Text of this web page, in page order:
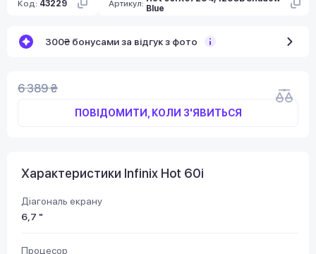
Код: 43229 Артикул: Blue
300₴ бонусами за відгук з фото
6 389 ₴
ПОВІДОМИТИ, КОЛИ З'ЯВИТЬСЯ
Характеристики Infinix Hot 60i
Діагональ екрану
6,7 "
Процесор